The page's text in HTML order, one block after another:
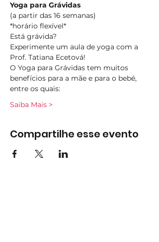
Yoga para Grávidas
(a partir das 16 semanas)
*horário flexível*
Está grávida?
Experimente um aula de yoga com a
Prof. Tatiana Ecetová!
O Yoga para Grávidas tem muitos
benefícios para a mãe e para o bebé,
entre os quais:
Saiba Mais >
Compartilhe esse evento